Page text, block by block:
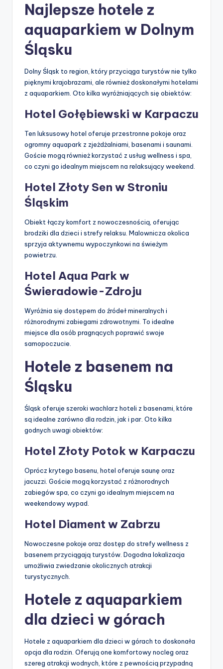
Najlepsze hotele z
aquaparkiem w Dolnym
Śląsku
Dolny Śląsk to region, który przyciąga turystów nie tylko
pięknymi krajobrazami, ale również doskonałymi hotelami
z aquaparkiem. Oto kilka wyróżniających się obiektów:
Hotel Gołębiewski w Karpaczu
Ten luksusowy hotel oferuje przestronne pokoje oraz
ogromny aquapark z zjeżdżalniami, basenami i saunami.
Goście mogą również korzystać z usług wellness i spa,
co czyni go idealnym miejscem na relaksujący weekend.
Hotel Złoty Sen w Stroniu
Śląskim
Obiekt łączy komfort z nowoczesnością, oferując
brodziki dla dzieci i strefy relaksu. Malownicza okolica
sprzyja aktywnemu wypoczynkowi na świeżym
powietrzu.
Hotel Aqua Park w
Świeradowie-Zdroju
Wyróżnia się dostępem do źródeł mineralnych i
różnorodnymi zabiegami zdrowotnymi. To idealne
miejsce dla osób pragnących poprawić swoje
samopoczucie.
Hotele z basenem na
Śląsku
Śląsk oferuje szeroki wachlarz hoteli z basenami, które
są idealne zarówno dla rodzin, jak i par. Oto kilka
godnych uwagi obiektów:
Hotel Złoty Potok w Karpaczu
Oprócz krytego basenu, hotel oferuje saunę oraz
jacuzzi. Goście mogą korzystać z różnorodnych
zabiegów spa, co czyni go idealnym miejscem na
weekendowy wypad.
Hotel Diament w Zabrzu
Nowoczesne pokoje oraz dostęp do strefy wellness z
basenem przyciągają turystów. Dogodna lokalizacja
umożliwia zwiedzanie okolicznych atrakcji
turystycznych.
Hotele z aquaparkiem
dla dzieci w górach
Hotele z aquaparkiem dla dzieci w górach to doskonała
opcja dla rodzin. Oferują one komfortowy nocleg oraz
szereg atrakcji wodnych, które z pewnością przypadną